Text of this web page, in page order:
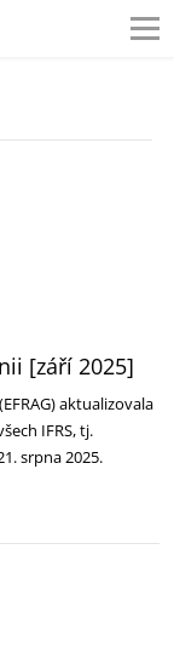
[září 2025]
aktualizovala
IFRS, tj.
‎srpna 2025.‎